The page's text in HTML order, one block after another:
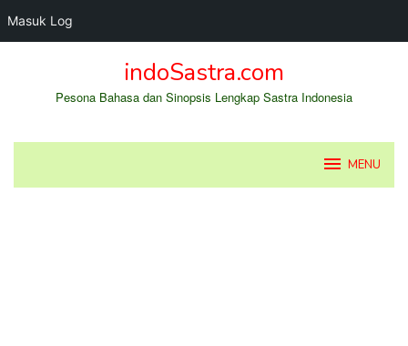
Masuk Log
indoSastra.com
Pesona Bahasa dan Sinopsis Lengkap Sastra Indonesia
MENU